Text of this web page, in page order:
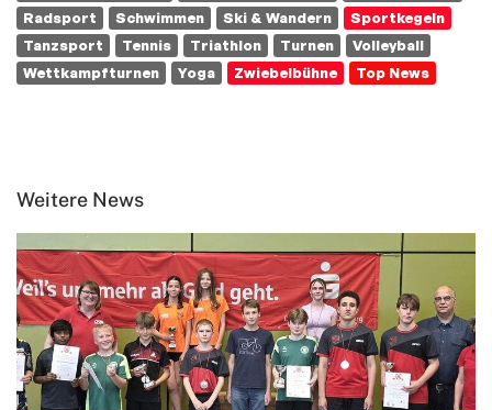
Radsport Schwimmen Ski & Wandern
Sportkegeln
Tanzsport
Tennis Triathlon Turnen
Volleyball
Wettkampfturnen
Yoga Zwiebelbühne Top News
Weitere News